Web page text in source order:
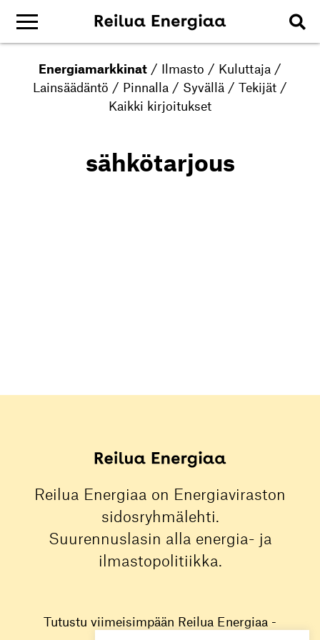
Energiamarkkinat / Ilmasto / Kuluttaja /
Lainsäädäntö / Pinnalla / Syvällä / Tekijät /
Kaikki kirjoitukset
sähkötarjous
Reilua Energiaa on Energiaviraston
sidosryhmälehti.
Suurennuslasin alla energia- ja
ilmastopolitiikka.
Tutustu viimeisimpään Reilua Energiaa -